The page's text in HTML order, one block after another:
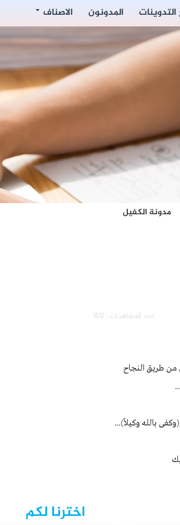
المدونون الاصناف
مدونة الكفيل
عدد المشاهدات : 1612
من طريق النجاح
بالله وكيلاً)...
اخترنا لكم